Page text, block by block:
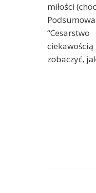
miłości
zobaczyć,